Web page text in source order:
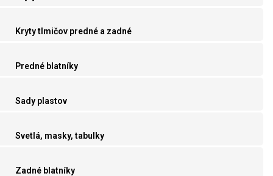
Kryty tlmičov predné a zadné
Predné blatníky
Sady plastov
Svetlá, masky, tabulky
Zadné blatníky